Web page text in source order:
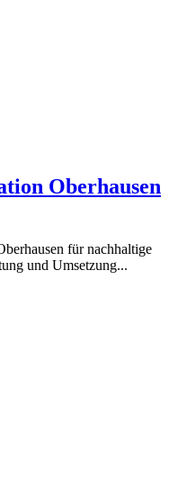
Oberhausen
für nachhaltige
und Umsetzung...